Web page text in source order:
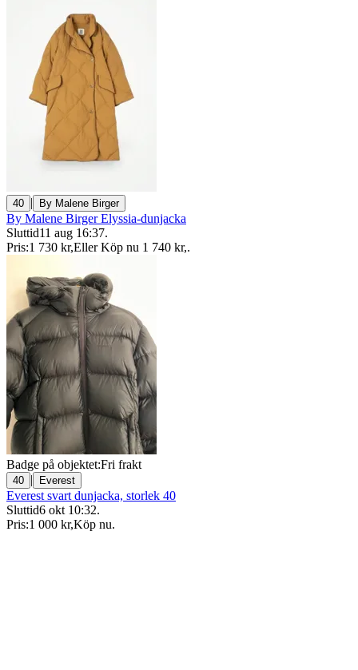
40 | By Malene Birger
By Malene Birger Elyssia-dunjacka
Sluttid11 aug 16:37.
Pris:1 730 kr,Eller Köp nu 1 740 kr,.
Badge på objektet:Fri frakt
40 | Everest
Everest svart dunjacka, storlek 40
Sluttid6 okt 10:32.
Pris:1 000 kr,Köp nu.